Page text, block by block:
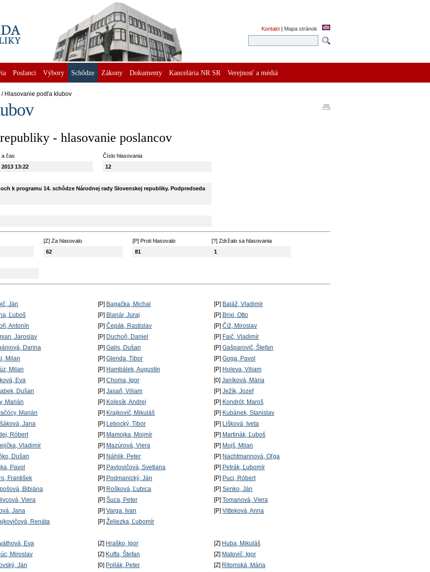
Kontakt | Mapa stránok
Poslanci Výbory Schôdze Zákony Dokumenty Kancelária NR SR Verejnosť a médiá
Hlasovanie podľa klubov
- hlasovanie poslancov
a čas
2013 13:22
Číslo hlasovania
12
k programu 14. schôdze Národnej rady Slovenskej republiky. Podpredseda
[Z] Za hlasovalo
62
[P] Proti hlasovalo
81
[?] Zdržalo sa hlasovania
1
Ján [P] Bagačka, Michal [P] Baláž, Vladimír
Ľuboš [P] Blanár, Juraj [P] Brixi, Otto
Antonín [P] Čepák, Rastislav [P] Číž, Miroslav
Jaroslav [P] Duchoň, Daniel [P] Faič, Vladimír
Darina [P] Galis, Dušan [P] Gašparovič, Štefan
Milan [P] Glenda, Tibor [P] Goga, Pavol
Milan [P] Hambálek, Augustín [P] Holeva, Viliam
Eva [P] Choma, Igor [0] Janíková, Mária
Dušan [P] Jasaň, Viliam [P] Ježík, Jozef
Marián [P] Kolesík, Andrej [P] Kondrót, Maroš
Marián [P] Krajkovič, Mikuláš [P] Kubánek, Stanislav
Jana [P] Lebocký, Tibor [P] Lišková, Iveta
Róbert [P] Mamojka, Mojmír [P] Martinák, Ľuboš
Vladimír [P] Mazúrová, Viera [P] Mojš, Milan
Dušan [P] Náhlik, Peter [P] Nachtmannová, Oľga
Pavol [P] Pavlovičová, Svetlana [P] Petrák, Ľubomír
František [P] Podmanický, Ján [P] Puci, Róbert
Bibiána [P] Rošková, Ľubica [P] Senko, Ján
Viera [P] Šuca, Peter [P] Tomanová, Viera
Jana [P] Varga, Ivan [P] Vitteková, Anna
Renáta [P] Želiezka, Ľubomír
Eva [Z] Hraško, Igor [Z] Huba, Mikuláš
Miroslav [Z] Kuffa, Štefan [Z] Matovič, Igor
Ján [0] Pollák, Peter [Z] Ritomská, Mária